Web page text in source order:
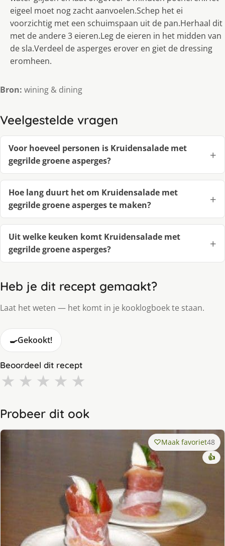
eigeel moet nog zacht aanvoelen.Schep het ei
voorzichtig met een schuimspaan uit de pan.Herhaal dit
met de andere 3 eieren.Leg de eieren in het midden van
de sla.Verdeel de asperges erover en giet de dressing
eromheen.
Bron: wining & dining
Veelgestelde vragen
Voor hoeveel personen is Kruidensalade met
gegrilde groene asperges?
Hoe lang duurt het om Kruidensalade met
gegrilde groene asperges te maken?
Uit welke keuken komt Kruidensalade met
gegrilde groene asperges?
Heb je dit recept gemaakt?
Laat het weten — het komt in je kooklogboek te staan.
🍳Gekookt!
Beoordeel dit recept
★ ★ ★ ★ ★
Probeer dit ook
Maak favoriet48
👍